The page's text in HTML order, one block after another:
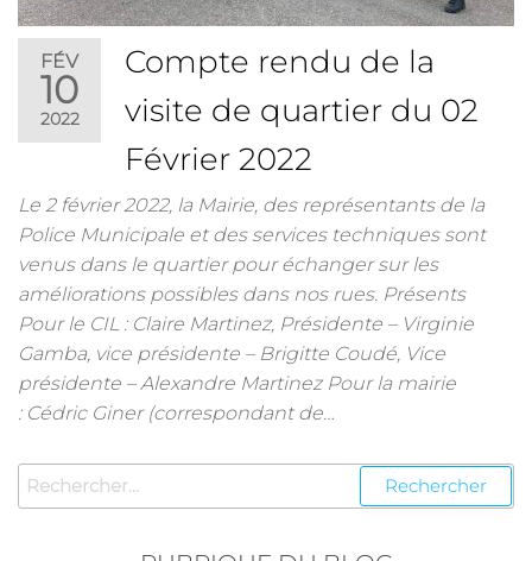
FÉV
10
2022
Compte rendu de la
visite de quartier du 02
Février 2022
Le 2 février 2022, la Mairie, des représentants de la
Police Municipale et des services techniques sont
venus dans le quartier pour échanger sur les
améliorations possibles dans nos rues. Présents
Pour le CIL : Claire Martinez, Présidente – Virginie
Gamba, vice présidente – Brigitte Coudé, Vice
présidente – Alexandre Martinez Pour la mairie
: Cédric Giner (correspondant de…